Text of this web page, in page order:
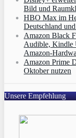
Bild und
HBO Max im
Deutschland
Amazon Black
Audible, Kindle
Amazon Prime
Oktober nutzen
Unsere Empfehlung